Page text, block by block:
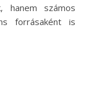
hanem számos
forrásaként is